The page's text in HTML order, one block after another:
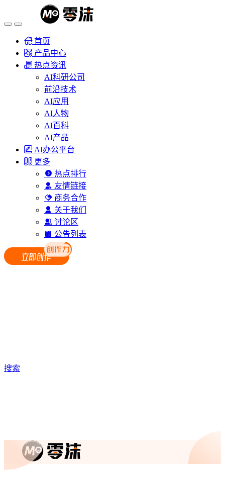
首页
产品中心
热点资讯
AI科研公司
前沿技术
AI应用
AI人物
AI百科
AI产品
AI办公平台
更多
热点排行
友情链接
商务合作
关于我们
讨论区
公告列表
搜索